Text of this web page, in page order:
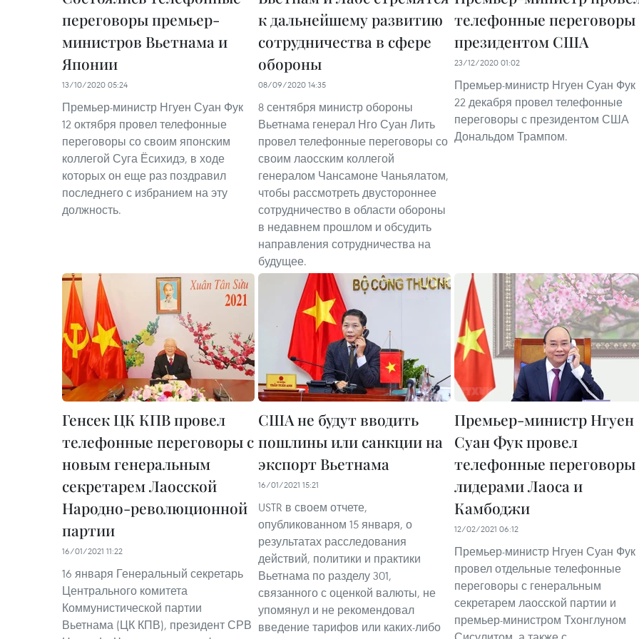
переговоры премьер-
министров Вьетнама и
Японии
13/10/2020 05:24
Премьер-министр Нгуен Суан Фук
12 октября провел телефонные
переговоры со своим японским
коллегой Суга Ёсихидэ, в ходе
которых он еще раз поздравил
последнего с избранием на эту
должность.
к дальнейшему развитию
сотрудничества в сфере
обороны
08/09/2020 14:35
8 сентября министр обороны
Вьетнама генерал Нго Суан Лить
провел телефонные переговоры со
своим лаосским коллегой
генералом Чансамоне Чаньялатом,
чтобы рассмотреть двустороннее
сотрудничество в области обороны
в недавнем прошлом и обсудить
направления сотрудничества на
будущее.
телефонные переговоры
президентом США
23/12/2020 01:02
Премьер-министр Нгуен Суан Фук
22 декабря провел телефонные
переговоры с президентом США
Дональдом Трампом.
Генсек ЦК КПВ провел
телефонные переговоры с
новым генеральным
секретарем Лаосской
Народно-революционной
партии
16/01/2021 11:22
16 января Генеральный секретарь
Центрального комитета
Коммунистической партии
Вьетнама (ЦК КПВ), президент СРВ
США не будут вводить
пошлины или санкции на
экспорт Вьетнама
16/01/2021 15:21
USTR в своем отчете,
опубликованном 15 января, о
результатах расследования
действий, политики и практики
Вьетнама по разделу 301,
связанного с оценкой валюты, не
упомянул и не рекомендовал
введение тарифов или каких-либо
Премьер-министр Нгуен
Суан Фук провел
телефонные переговоры
лидерами Лаоса и
Камбоджи
12/02/2021 06:12
Премьер-министр Нгуен Суан Фук
провел отдельные телефонные
переговоры с генеральным
секретарем лаосской партии и
премьер-министром Тхонглуном